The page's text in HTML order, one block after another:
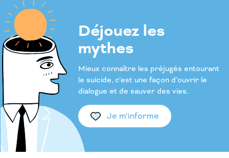
Déjouez les
mythes
Mieux connaître les préjugés entourant
le suicide, c’est une façon d’ouvrir le
dialogue et de sauver des vies.
Je m’informe